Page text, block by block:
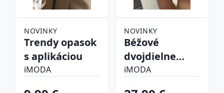
NOVINKY
Trendy opasok
s aplikáciou
iMODA
NOVINKY
Béžové
dvojdielne
plavky
iMODA